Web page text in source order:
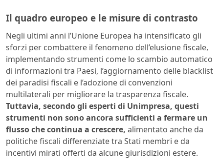
Il quadro europeo e le misure di contrasto
Negli ultimi anni l’Unione Europea ha intensificato gli
sforzi per combattere il fenomeno dell’elusione fiscale,
implementando strumenti come lo scambio automatico
di informazioni tra Paesi, l’aggiornamento delle blacklist
dei paradisi fiscali e l’adozione di convenzioni
multilaterali per migliorare la trasparenza fiscale.
Tuttavia, secondo gli esperti di Unimpresa, questi
strumenti non sono ancora sufficienti a fermare un
flusso che continua a crescere, alimentato anche da
politiche fiscali differenziate tra Stati membri e da
incentivi mirati offerti da alcune giurisdizioni estere.